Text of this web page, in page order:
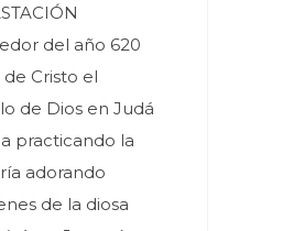
del año 620
de Cristo el
de Dios en Judá
practicando la
adorando
de la diosa